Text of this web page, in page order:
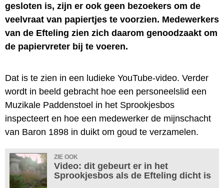
gesloten is, zijn er ook geen bezoekers om de
veelvraat van papiertjes te voorzien. Medewerkers
van de Efteling zien zich daarom genoodzaakt om
de papiervreter bij te voeren.
Dat is te zien in een ludieke YouTube-video. Verder
wordt in beeld gebracht hoe een personeelslid een
Muzikale Paddenstoel in het Sprookjesbos
inspecteert en hoe een medewerker de mijnschacht
van Baron 1898 in duikt om goud te verzamelen.
ZIE OOK
Video: dit gebeurt er in het
Sprookjesbos als de Efteling dicht is